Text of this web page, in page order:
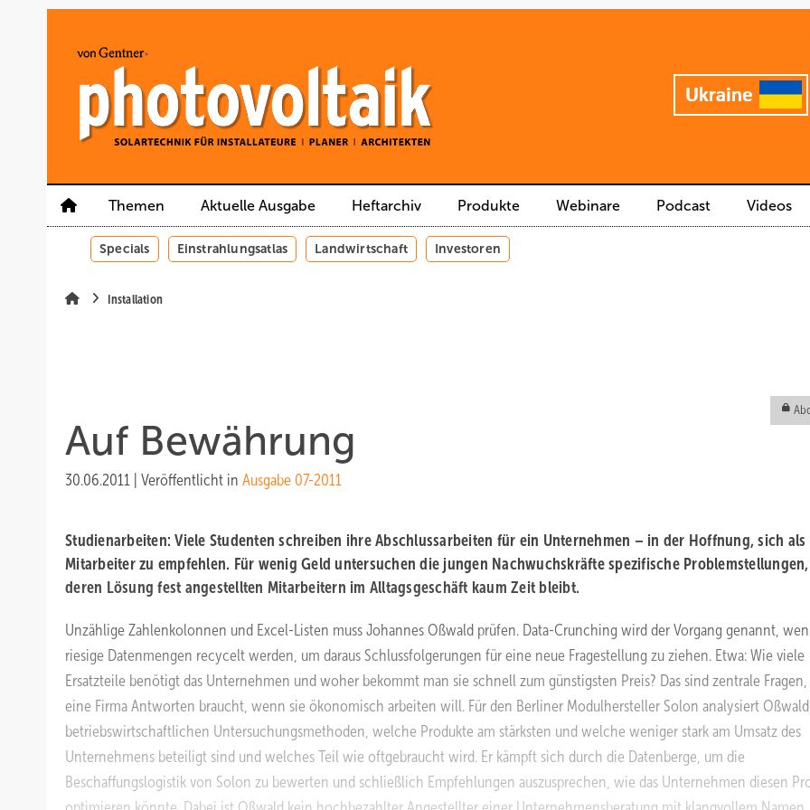
Themen Aktuelle Ausgabe Heftarchiv Produkte Webinare Podcast Videos
Specials Einstrahlungsatlas Landwirtschaft Investoren
Installation
Auf Bewährung
30.06.2011 Veröffentlicht in Ausgabe 07-2011
Studienarbeiten:Viele Studenten schreiben ihre Abschlussarbeiten für ein Unternehmen – in der Hoffnung, sich als
Mitarbeiter zu empfehlen. Für wenig Geld untersuchen die jungen Nachwuchskräfte spezifische
deren Lösung fest angestellten Mitarbeitern im Alltagsgeschäft kaum Zeit bleibt.
Unzählige Zahlenkolonnen und Excel-Listen muss Johannes Oßwald prüfen. Data-Crunching wird der Vorgang genannt,
riesige Datenmengen recycelt werden, um daraus Schlussfolgerungen für eine neue Fragestellung zu ziehen. Etwa: Wie viele
Ersatzteile benötigt das Unternehmen und woher bekommt man sie schnell zum günstigsten Preis? Das sind zentrale Fragen,
eine Firma Antworten braucht, wenn sie ökonomisch arbeiten will. Für den Berliner Modulhersteller Solon analysiert
betriebswirtschaftlichen Untersuchungsmethoden, welche Produkte am stärksten und welche weniger stark am Umsatz des
Unternehmens beteiligt sind und welches Teil wie oftgebraucht wird. Er kämpft sich durch die Datenberge, um die
Beschaffungslogistik von Solon zu bewerten und schließlich Empfehlungen auszusprechen, wie das Unternehmen diesen